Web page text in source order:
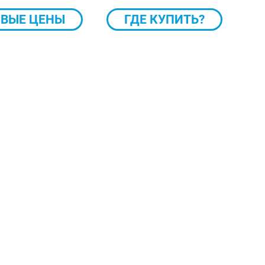
ЦЕНЫ ГДЕ КУПИТЬ?